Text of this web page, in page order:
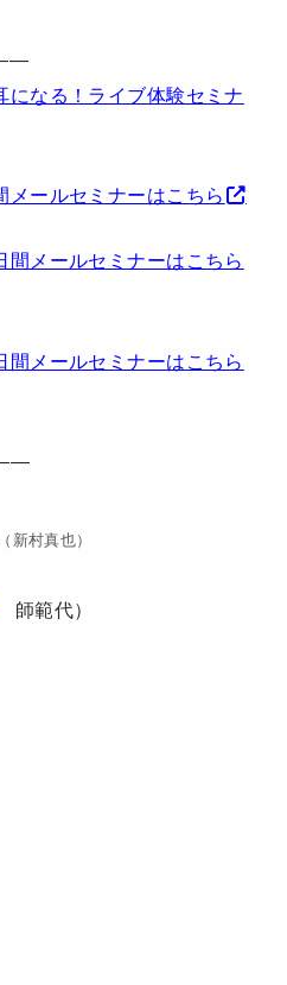
なる！ライブ体験セミナ
メールセミナーはこちら
メールセミナーはこちら
メールセミナーはこちら
（新村真也）
師範代）